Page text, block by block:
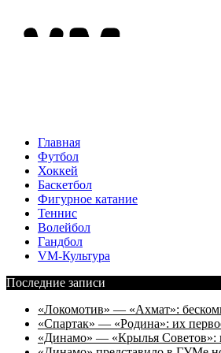
Главная
Футбол
Хоккей
Баскетбол
Фигурное катание
Теннис
Волейбол
Гандбол
VM-Культура
Последние записи
«Локомотив» — «Ахмат»:
«Спартак» — «Родина»: их
«Динамо» — «Крылья Советов»: